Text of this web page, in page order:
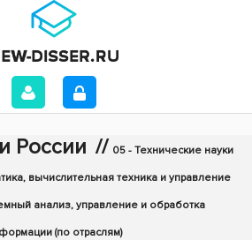
России // 05 - Технические науки
вычислительная техника и управление
анализ, управление и обработка
(по отраслям)